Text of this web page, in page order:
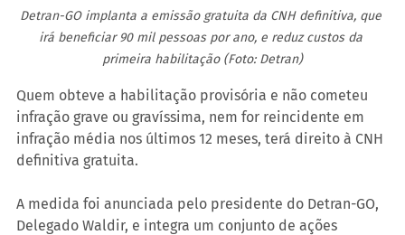
Detran-GO implanta a emissão gratuita da CNH definitiva, que
irá beneficiar 90 mil pessoas por ano, e reduz custos da
primeira habilitação (Foto: Detran)
Quem obteve a habilitação provisória e não cometeu
infração grave ou gravíssima, nem for reincidente em
infração média nos últimos 12 meses, terá direito à CNH
definitiva gratuita.
A medida foi anunciada pelo presidente do Detran-GO,
Delegado Waldir, e integra um conjunto de ações